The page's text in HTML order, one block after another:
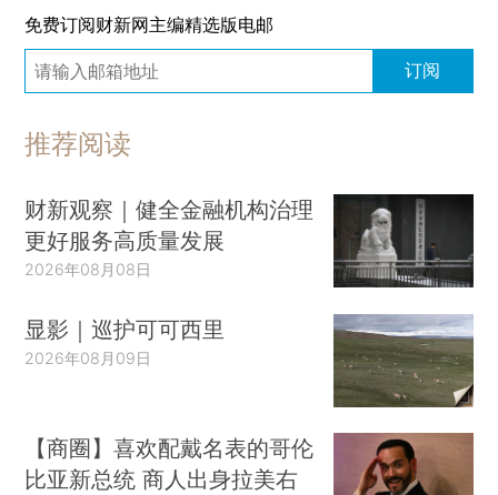
免费订阅财新网主编精选版电邮
订阅
推荐阅读
财新观察｜健全金融机构治理
更好服务高质量发展
2026年08月08日
显影｜巡护可可西里
2026年08月09日
【商圈】喜欢配戴名表的哥伦
比亚新总统 商人出身拉美右